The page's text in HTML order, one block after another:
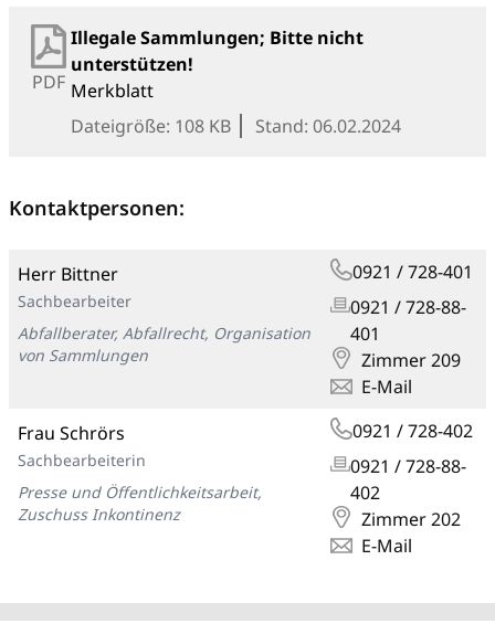
PDF
Illegale Sammlungen; Bitte nicht
unterstützen!
Merkblatt
Dateigröße: 108 KB
Stand: 06.02.2024
Kontaktpersonen:
Herr Bittner
Sachbearbeiter
Abfallberater, Abfallrecht, Organisation
von Sammlungen
0921 / 728-401
0921 / 728-88-
401
Zimmer 209
E-Mail
Frau Schrörs
Sachbearbeiterin
Presse und Öffentlichkeitsarbeit,
Zuschuss Inkontinenz
0921 / 728-402
0921 / 728-88-
402
Zimmer 202
E-Mail